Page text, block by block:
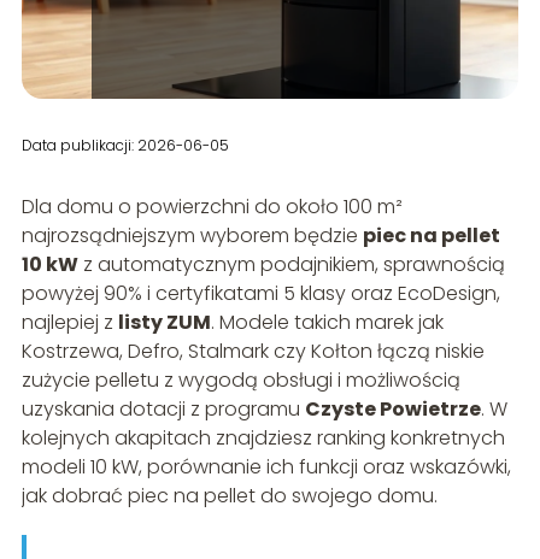
Data publikacji: 2026-06-05
Dla domu o powierzchni do około 100 m²
najrozsądniejszym wyborem będzie piec na pellet
10 kWz automatycznym podajnikiem, sprawnością
powyżej 90% i certyfikatami 5 klasy oraz EcoDesign,
najlepiej z listy ZUM. Modele takich marek jak
Kostrzewa, Defro, Stalmark czy Kołton łączą niskie
zużycie pelletu z wygodą obsługi i możliwością
uzyskania dotacji z programu Czyste Powietrze. W
kolejnych akapitach znajdziesz ranking konkretnych
modeli 10 kW, porównanie ich funkcji oraz wskazówki,
jak dobrać piec na pellet do swojego domu.